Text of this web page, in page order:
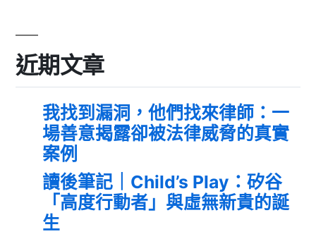
近期文章
我找到漏洞，他們找來律師：一
場善意揭露卻被法律威脅的真實
案例
讀後筆記｜Child’s Play：矽谷
「高度行動者」與虛無新貴的誕
生